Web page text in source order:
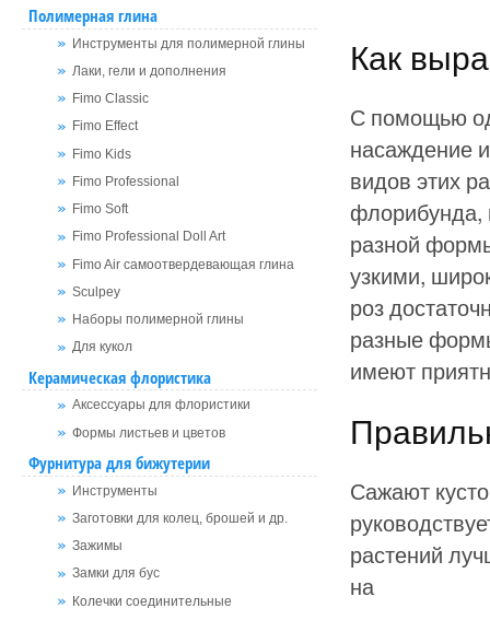
Полимерная глина
Инструменты для полимерной глины
Лаки, гели и дополнения
Fimo Classic
Fimo Effect
Fimo Kids
Fimo Professional
Fimo Soft
Fimo Professional Doll Art
Fimo Air самоотвердевающая глина
Sculpey
Наборы полимерной глины
Для кукол
Керамическая флористика
Аксессуары для флористики
Формы листьев и цветов
Фурнитура для бижутерии
Инструменты
Заготовки для колец, брошей и др.
Зажимы
Замки для бус
Колечки соединительные
Как
С помощью
насаждение
видов этих
флорибунда,
разной
узкими,
роз
разные
имеют
Сажают
растений
на